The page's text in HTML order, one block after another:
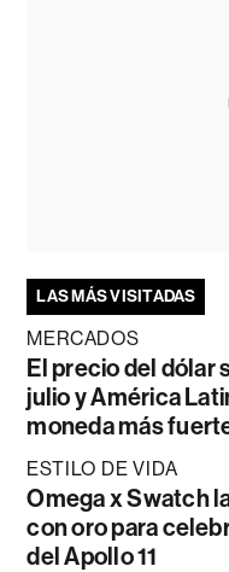
LAS MÁS VISITADAS
MERCADOS
El precio del dólar
julio y América
moneda más
ESTILO DE VIDA
Omega x Swatch
con oro para
del Apollo 11